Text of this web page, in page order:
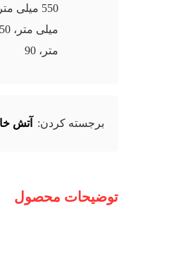
متر، 90
برجسته کردن: آتش
توضیحات محصول